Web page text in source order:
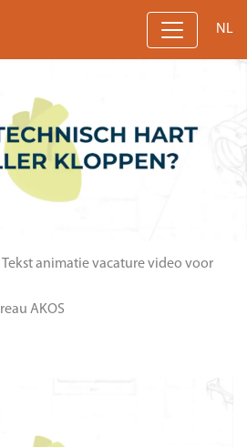
NL
Tekst animatie vacature video voor
AKOS